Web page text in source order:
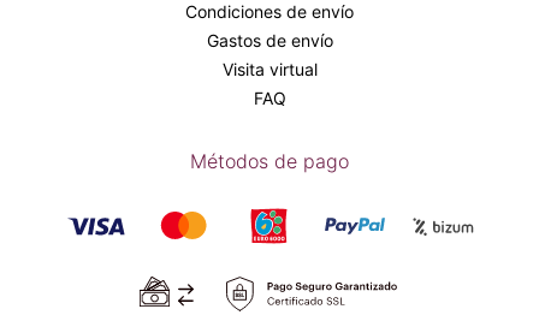
Condiciones de envío
Gastos de envío
Visita virtual
FAQ
Métodos de pago